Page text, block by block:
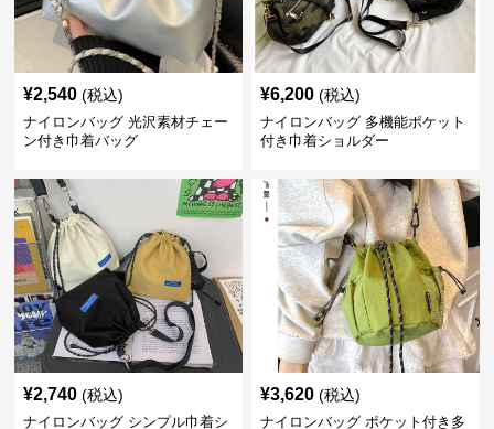
¥2,540 (税込)
ナイロンバッグ 光沢素材チェー
ン付き巾着バッグ
¥6,200 (税込)
ナイロンバッグ 多機能ポケット
付き巾着ショルダー
¥2,740 (税込)
ナイロンバッグ シンプル巾着シ
¥3,620 (税込)
ナイロンバッグ ポケット付き多